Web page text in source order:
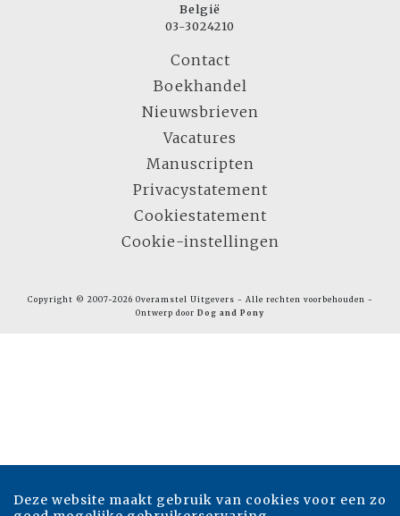
België
03-3024210
Contact
Boekhandel
Nieuwsbrieven
Vacatures
Manuscripten
Privacystatement
Cookiestatement
Cookie-instellingen
Copyright © 2007-2026 Overamstel Uitgevers - Alle rechten voorbehouden -
Ontwerp door Dog and Pony
Deze website maakt gebruik van cookies voor een zo